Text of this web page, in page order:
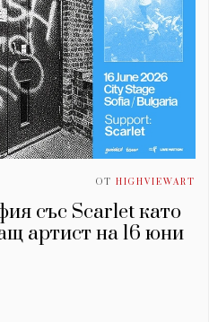
ОТ HIGHVIEWART
със Scarlet като
артист на 16 юни